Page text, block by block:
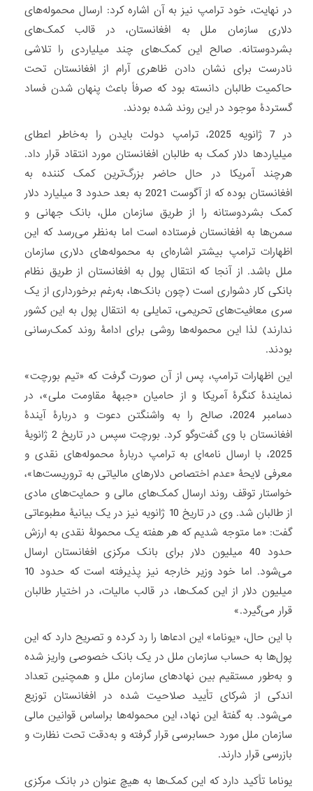
در نهایت، خود ترامپ نیز به آن اشاره کرد: ارسال محموله‌های
دلاری سازمان ملل به افغانستان، در قالب کمک‌های
بشردوستانه. صالح این کمک‌های چند میلیاردی را تلاشی
نادرست برای نشان دادن ظاهری آرام از افغانستان تحت
حاکمیت طالبان دانسته بود که صرفاً باعث پنهان شدن فساد
گستردۀ موجود در این روند شده بودند.
در 7 ژانویه 2025، ترامپ دولت بایدن را به‌خاطر اعطای
میلیاردها دلار کمک به طالبان افغانستان مورد انتقاد قرار داد.
هرچند آمریکا در حال حاضر بزرگ‌ترین کمک کننده به
افغانستان بوده که از آگوست 2021 به بعد حدود 3 میلیارد دلار
کمک بشردوستانه را از طریق سازمان ملل، بانک جهانی و
سمن‌ها به افغانستان فرستاده است اما به‌نظر می‌رسد که این
اظهارات ترامپ بیشتر اشاره‌ای به محموله‌های دلاری سازمان
ملل باشد. از آنجا که انتقال پول به افغانستان از طریق نظام
بانکی کار دشواری است (چون بانک‌ها، به‌رغم برخورداری از یک
سری معافیت‌های تحریمی، تمایلی به انتقال پول به این کشور
ندارند) لذا این محموله‌ها روشی برای ادامۀ روند کمک‌رسانی
بودند.
این اظهارات ترامپ، پس از آن صورت گرفت که «تیم بورچت»
نمایندۀ کنگرۀ آمریکا و از حامیان «جبهۀ مقاومت ملی»، در
دسامبر 2024، صالح را به واشنگتن دعوت و دربارۀ آیندۀ
افغانستان با وی گفت‌وگو کرد. بورچت سپس در تاریخ 2 ژانویۀ
2025، با ارسال نامه‌ای به ترامپ دربارۀ محموله‌های نقدی و
معرفی لایحۀ «عدم اختصاص دلارهای مالیاتی به تروریست‌ها»،
خواستار توقف روند ارسال کمک‌های مالی و حمایت‌های مادی
از طالبان شد. وی در تاریخ 10 ژانویه نیز در یک بیانیۀ مطبوعاتی
گفت: «ما متوجه شدیم که هر هفته یک محمولۀ نقدی به ارزش
حدود 40 میلیون دلار برای بانک مرکزی افغانستان ارسال
می‌شود. اما خود وزیر خارجه نیز پذیرفته است که حدود 10
میلیون دلار از این کمک‌ها، در قالب مالیات، در اختیار طالبان
قرار می‌گیرد.»
با این حال، «یوناما» این ادعاها را رد کرده و تصریح دارد که این
پول‌ها به حساب سازمان ملل در یک بانک خصوصی واریز شده
و به‌طور مستقیم بین نهادهای سازمان ملل و همچنین تعداد
اندکی از شرکای تأیید صلاحیت شده در افغانستان توزیع
می‌شود. به گفتۀ این نهاد، این محموله‌ها براساس قوانین مالی
سازمان ملل مورد حسابرسی قرار گرفته و به‌دقت تحت نظارت و
بازرسی قرار دارند.
یوناما تأکید دارد که این کمک‌ها به هیچ عنوان در بانک مرکزی